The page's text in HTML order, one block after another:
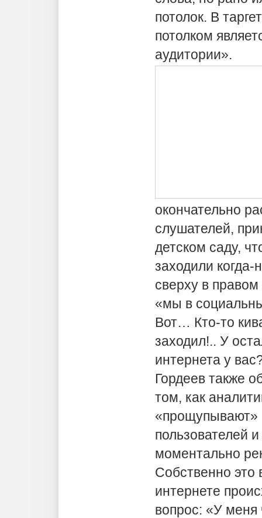
потолок. В
потолком
аудитории».
окончательно
слушателей,
детском саду,
заходили когда-
сверху в
«мы в
Вот… Кто-то
заходил!.. У
интернета у
Гордеев также
том, как
«прощупывают»
пользователей
моментально
Собственно это
интернете
вопрос: «У меня